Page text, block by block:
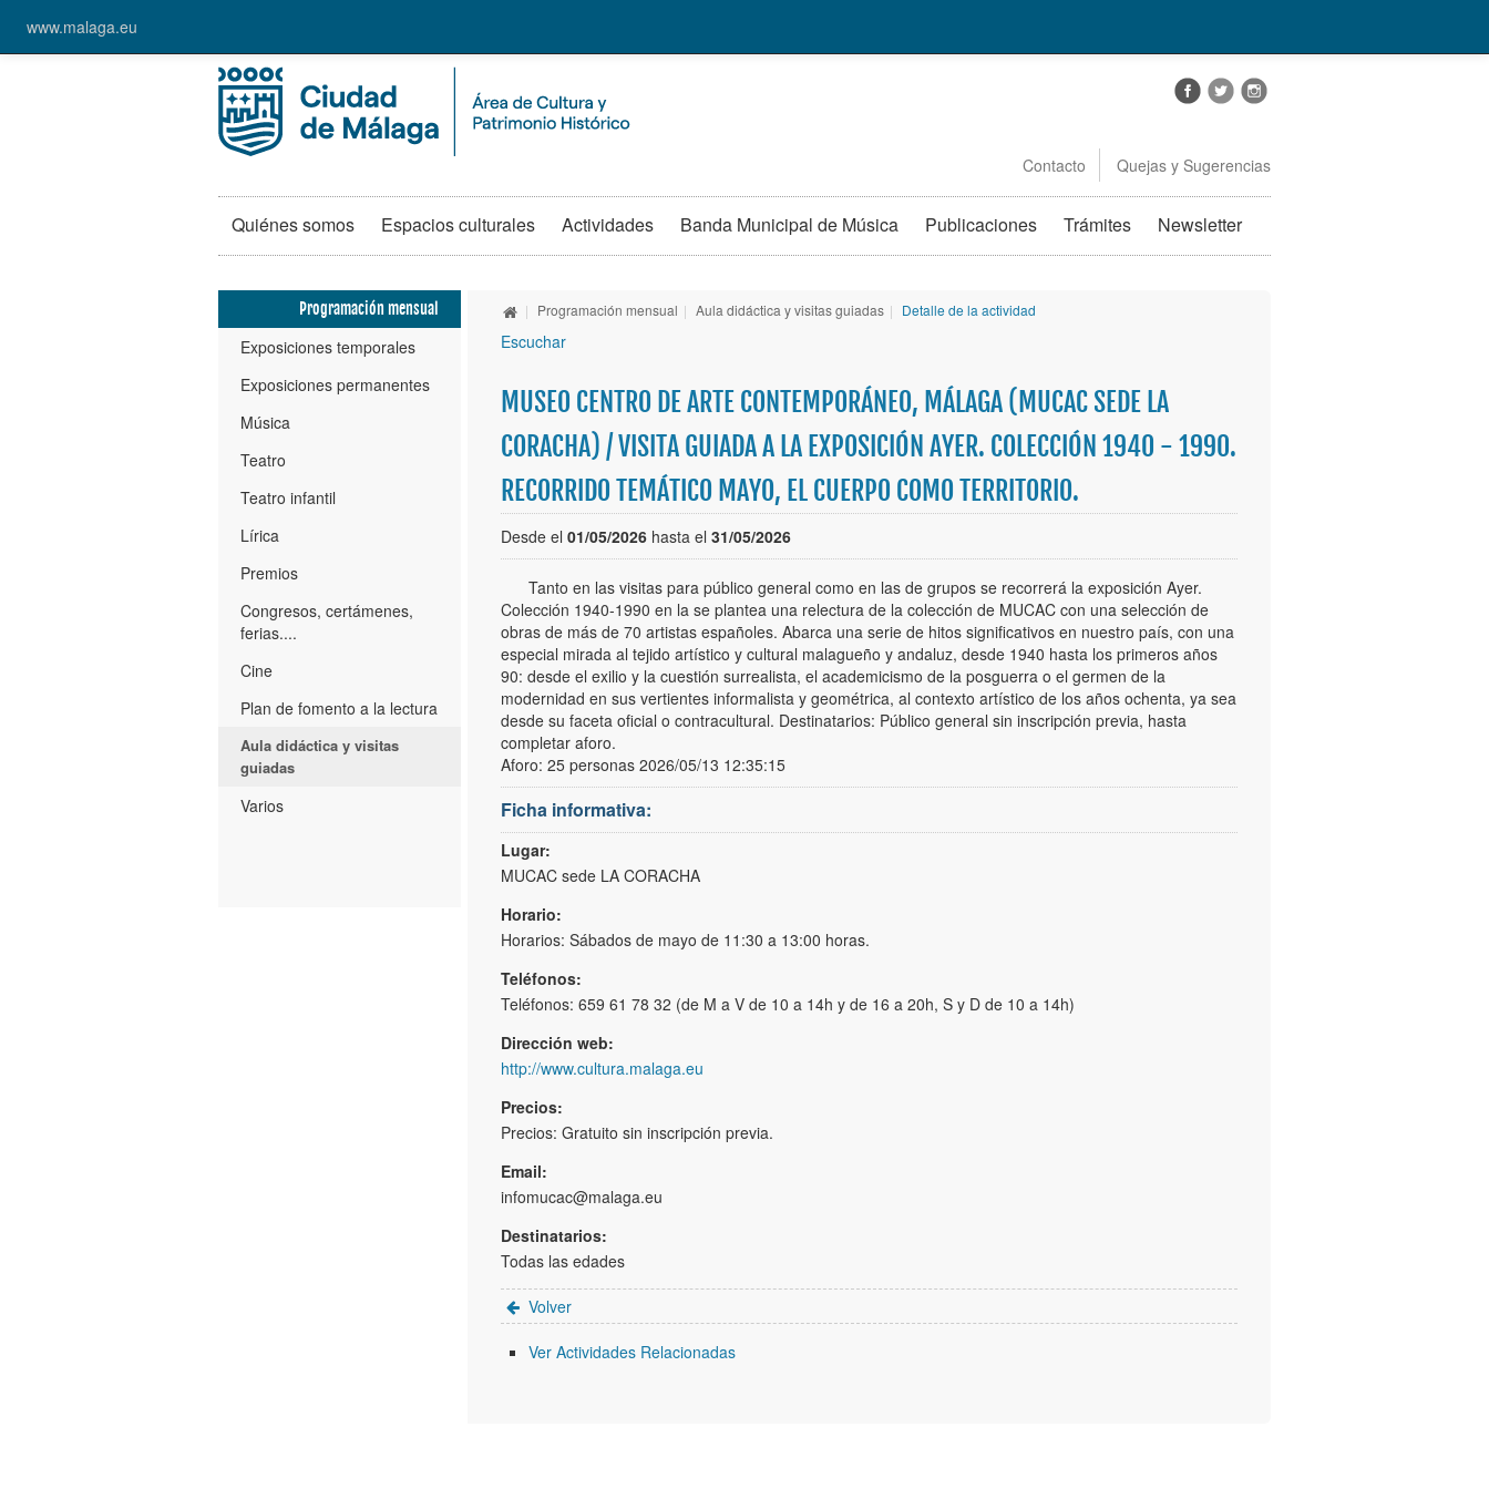
www.malaga.eu
Contacto Quejas y Sugerencias
Quiénes somos Espacios culturales Actividades Banda Municipal de Música Publicaciones Trámites Newsletter
Programación mensual
Exposiciones temporales
Exposiciones permanentes
Música
Teatro
Teatro infantil
Lírica
Premios
Congresos, certámenes,
ferias....
Cine
Plan de fomento a la lectura
Aula didáctica y visitas
guiadas
Varios
| Programación mensual | Aula didáctica y visitas guiadas | Detalle de la actividad
Escuchar
MUSEO CENTRO DE ARTE CONTEMPORÁNEO, MÁLAGA (MUCAC SEDE LA
CORACHA) / VISITA GUIADA A LA EXPOSICIÓN AYER. COLECCIÓN 1940 - 1990.
RECORRIDO TEMÁTICO MAYO, EL CUERPO COMO TERRITORIO.
Desde el 01/05/2026hasta el 31/05/2026
Tanto en las visitas para público general como en las de grupos se recorrerá la exposición Ayer.
Colección 1940-1990 en la se plantea una relectura de la colección de MUCAC con una selección de
obras de más de 70 artistas españoles. Abarca una serie de hitos significativos en nuestro país, con una
especial mirada al tejido artístico y cultural malagueño y andaluz, desde 1940 hasta los primeros años
90: desde el exilio y la cuestión surrealista, el academicismo de la posguerra o el germen de la
modernidad en sus vertientes informalista y geométrica, al contexto artístico de los años ochenta, ya sea
desde su faceta oficial o contracultural. Destinatarios: Público general sin inscripción previa, hasta
completar aforo.
Aforo: 25 personas 2026/05/13 12:35:15
Ficha informativa:
Lugar:
MUCAC sede LA CORACHA
Horario:
Horarios: Sábados de mayo de 11:30 a 13:00 horas.
Teléfonos:
Teléfonos: 659 61 78 32 (de M a V de 10 a 14h y de 16 a 20h, S y D de 10 a 14h)
Dirección web:
http://www.cultura.malaga.eu
Precios:
Precios: Gratuito sin inscripción previa.
Email:
infomucac@malaga.eu
Destinatarios:
Todas las edades
Volver
Ver Actividades Relacionadas